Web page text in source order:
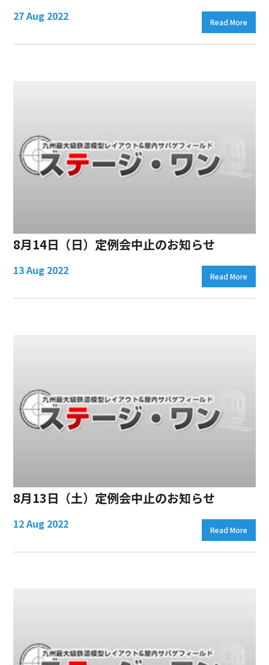
27 Aug 2022 Read More
8月14日（日）定例会中止のお知らせ
13 Aug 2022 Read More
8月13日（土）定例会中止のお知らせ
12 Aug 2022 Read More